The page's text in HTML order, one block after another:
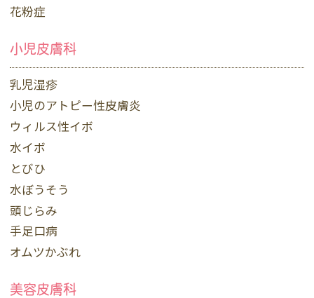
花粉症
小児皮膚科
乳児湿疹
小児のアトピー性皮膚炎
ウィルス性イボ
水イボ
とびひ
水ぼうそう
頭じらみ
手足口病
オムツかぶれ
美容皮膚科